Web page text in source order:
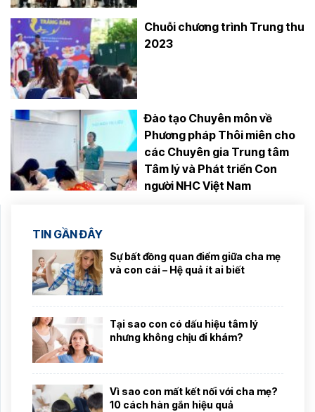
Chuỗi chương trình Trung thu
2023
Đào tạo Chuyên môn về
Phương pháp Thôi miên cho
các Chuyên gia Trung tâm
Tâm lý và Phát triển Con
người NHC Việt Nam
TIN GẦN ĐÂY
Sự bất đồng quan điểm giữa cha mẹ
và con cái – Hệ quả ít ai biết
Tại sao con có dấu hiệu tâm lý
nhưng không chịu đi khám?
Vì sao con mất kết nối với cha mẹ?
10 cách hàn gắn hiệu quả